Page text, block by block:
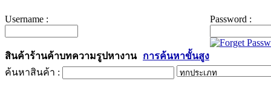
Username : Password :
สินค้าร้านค้าบทความรูปหางาน
การค้นหาขั้นสูง
ค้นหาสินค้า :